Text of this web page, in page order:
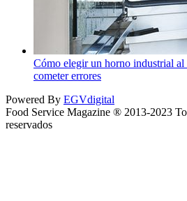
Cómo elegir un horno industrial al
cometer errores
Powered By EGVdigital
Food Service Magazine ® 2013-2023
reservados